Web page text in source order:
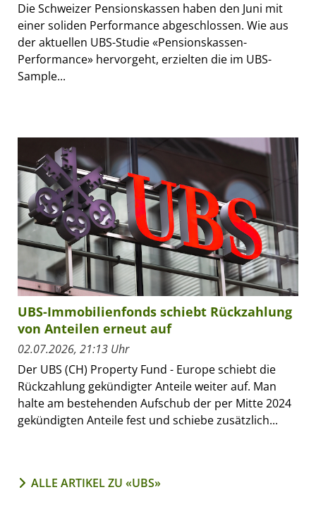
Die Schweizer Pensionskassen haben den Juni mit
einer soliden Performance abgeschlossen. Wie aus
der aktuellen UBS-Studie «Pensionskassen-
Performance» hervorgeht, erzielten die im UBS-
Sample...
UBS-Immobilienfonds schiebt Rückzahlung
von Anteilen erneut auf
02.07.2026, 21:13 Uhr
Der UBS (CH) Property Fund - Europe schiebt die
Rückzahlung gekündigter Anteile weiter auf. Man
halte am bestehenden Aufschub der per Mitte 2024
gekündigten Anteile fest und schiebe zusätzlich...
ALLE ARTIKEL ZU «UBS»